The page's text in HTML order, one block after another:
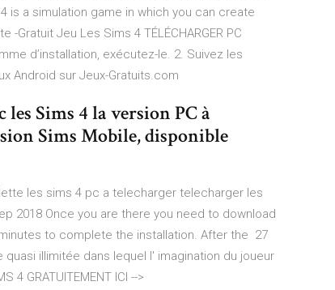
is a simulation game in which you can create
Gratuit Jeu Les Sims 4 TÉLÉCHARGER PC
d’installation, exécutez-le. 2. Suivez les
Android sur Jeux-Gratuits.com
les Sims 4 la version PC à
Sims Mobile, disponible
les sims 4 pc a telecharger telecharger les
2018 Once you are there you need to download
to complete the installation. After the 27
illimitée dans lequel l' imagination du joueur
4 GRATUITEMENT ICI -->